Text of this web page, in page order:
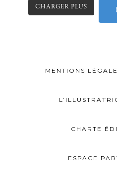
CHARGER PLUS
MENTIONS
CHARTE
ESPACE